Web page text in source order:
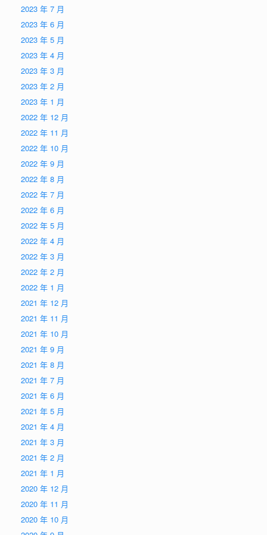
2023 年 7 月
2023 年 6 月
2023 年 5 月
2023 年 4 月
2023 年 3 月
2023 年 2 月
2023 年 1 月
2022 年 12 月
2022 年 11 月
2022 年 10 月
2022 年 9 月
2022 年 8 月
2022 年 7 月
2022 年 6 月
2022 年 5 月
2022 年 4 月
2022 年 3 月
2022 年 2 月
2022 年 1 月
2021 年 12 月
2021 年 11 月
2021 年 10 月
2021 年 9 月
2021 年 8 月
2021 年 7 月
2021 年 6 月
2021 年 5 月
2021 年 4 月
2021 年 3 月
2021 年 2 月
2021 年 1 月
2020 年 12 月
2020 年 11 月
2020 年 10 月